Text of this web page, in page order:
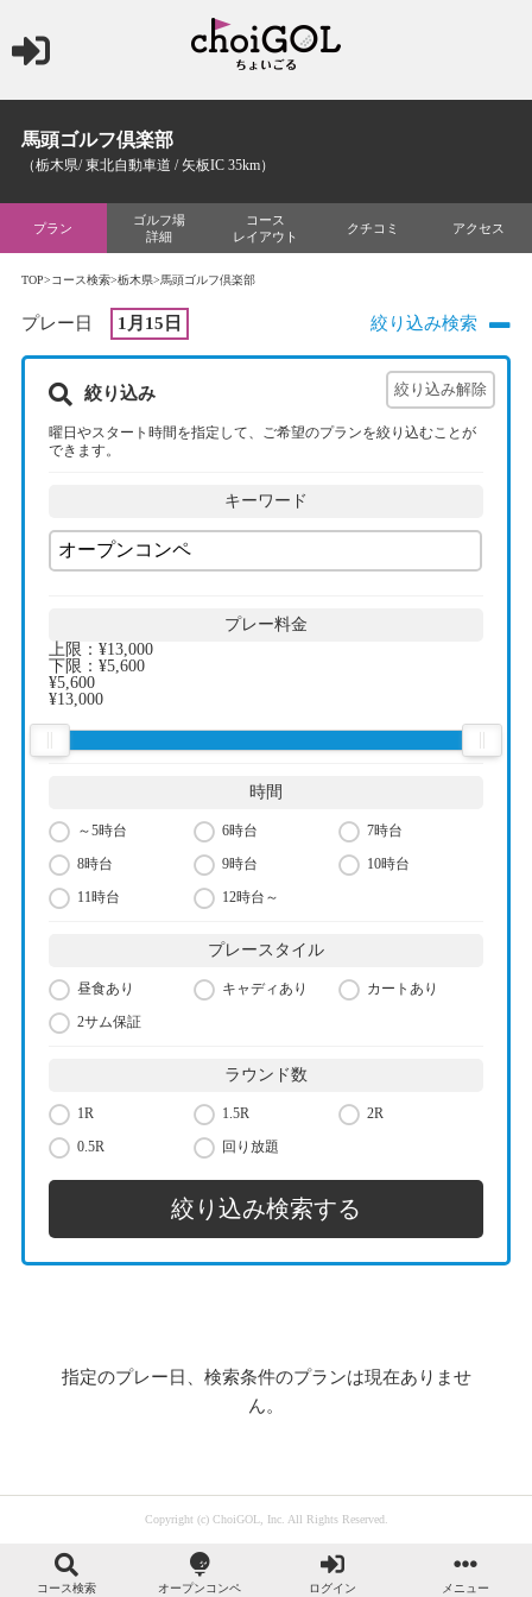
馬頭ゴルフ倶楽部
（栃木県/ 東北自動車道 / 矢板IC 35km）
プラン
ゴルフ場
詳細
コース
レイアウト
クチコミ アクセス
TOP>コース検索>栃木県>馬頭ゴルフ倶楽部
プレー日 1月15日 絞り込み検索
絞り込み
曜日やスタート時間を指定して、ご希望のプランを絞り込むことが
できます。
キーワード
プレー料金
上限： ¥13,000
下限： ¥5,600
¥5,600
¥13,000
時間
～5時台 6時台
7時台
8時台
9時台
10時台
11時台
12時台～
プレースタイル
昼食あり キャディあり
カートあり
2サム保証
ラウンド数
1R 1.5R
2R
0.5R
回り放題
指定のプレー日、検索条件のプランは現在ありませ
ん。
Copyright (c) ChoiGOL, Inc. All Rights Reserved.
コース検索 オープンコンペ ログイン メニュー